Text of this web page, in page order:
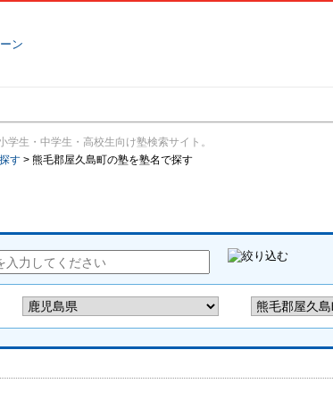
生・中学生・高校生向け塾検索サイト。
す > 熊毛郡屋久島町の塾を塾名で探す